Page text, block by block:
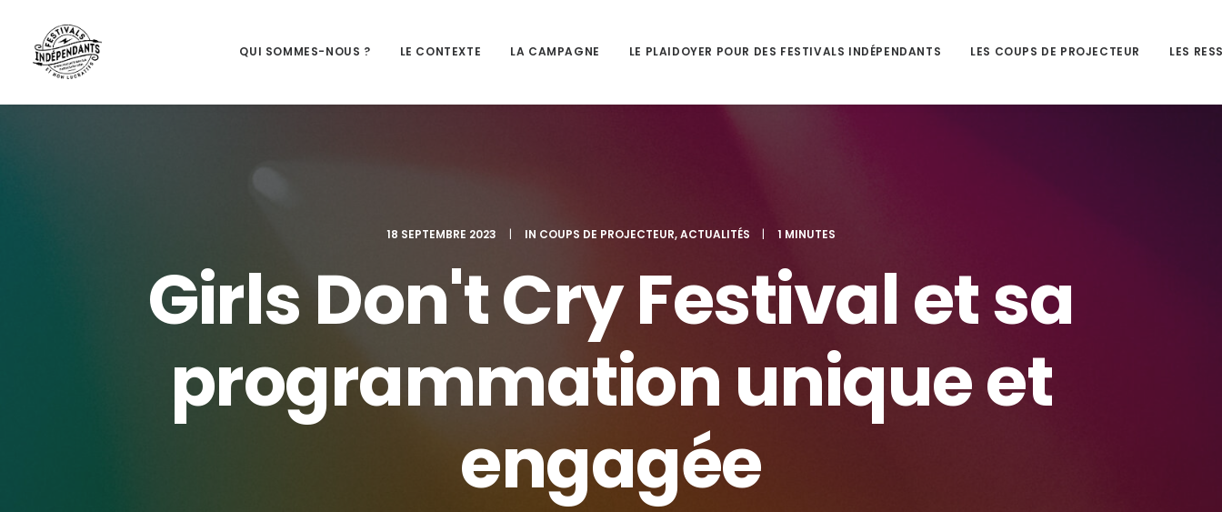
QUI SOMMES-NOUS ? LE CONTEXTE LA CAMPAGNE LE PLAIDOYER POUR DES FESTIVALS INDÉPENDANTS LES COUPS DE PROJECTEUR LES
18 SEPTEMBRE 2023 | IN COUPS DE PROJECTEUR,ACTUALITÉS | 1 MINUTES
Girls Don't Cry Festival et sa
programmation unique et
engagée